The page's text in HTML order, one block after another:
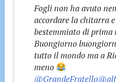
Fogli non ha avuto
accordare la chitarra
bestemmiato di
Buongiorno
tutto il mondo ma a
meno
@GrandeFratello